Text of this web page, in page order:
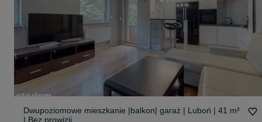
Dwupoziomowe mieszkanie |balkon| garaż | Luboń | 41 m²
| Bez prowizji